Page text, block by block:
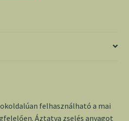
felhasználható a mai
Áztatva zselés anyagot